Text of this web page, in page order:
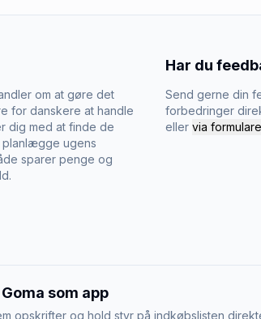
om at gøre det
for danskere at handle
dig med at finde de
ugens
sparer penge og
Har du
Send gerne din
forbedringer
eller via
som app
opskrifter og hold styr på indkøbslisten